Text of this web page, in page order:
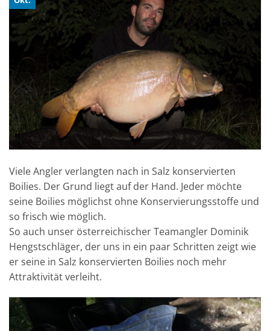
Viele Angler verlangten nach in Salz konservierten
Boilies. Der Grund liegt auf der Hand. Jeder möchte
seine Boilies möglichst ohne Konservierungsstoffe und
so frisch wie möglich.
So auch unser österreichischer Teamangler Dominik
Hengstschläger, der uns in ein paar Schritten zeigt wie
er seine in Salz konservierten Boilies noch mehr
Attraktivität verleiht.